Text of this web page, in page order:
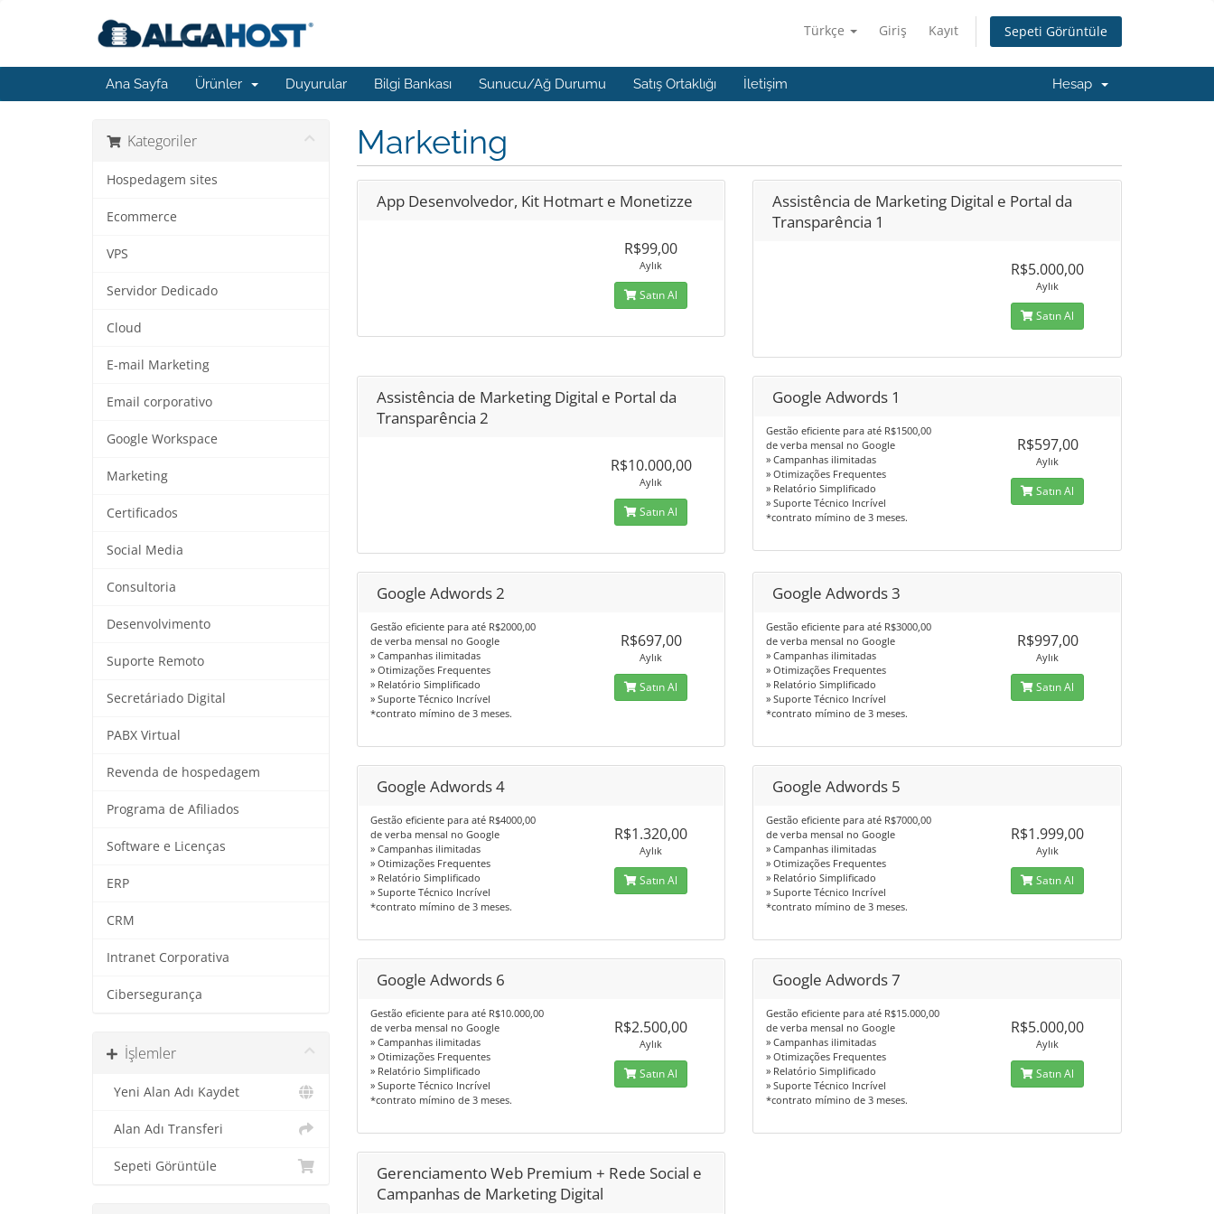
Türkçe Giriş Kayıt Sepeti Görüntüle
Ana Sayfa Ürünler Duyurular Bilgi Bankası Sunucu/Ağ Durumu Satış Ortaklığı İletişim Hesap
Kategoriler
Hospedagem sites
Ecommerce
VPS
Servidor Dedicado
Cloud
E-mail Marketing
Email corporativo
Google Workspace
Marketing
Certificados
Social Media
Consultoria
Desenvolvimento
Suporte Remoto
Secretáriado Digital
PABX Virtual
Revenda de hospedagem
Programa de Afiliados
Software e Licenças
ERP
CRM
Intranet Corporativa
Cibersegurança
İşlemler
Yeni Alan Adı Kaydet
Alan Adı Transferi
Sepeti Görüntüle
Marketing
App Desenvolvedor, Kit Hotmart e Monetizze
R$99,00
Aylık
Satın Al
Assistência de Marketing Digital e Portal da
Transparência 1
R$5.000,00
Aylık
Satın Al
Assistência de Marketing Digital e Portal da
Transparência 2
R$10.000,00
Aylık
Satın Al
Google Adwords 1
Gestão eficiente para até R$1500,00
de verba mensal no Google
» Campanhas ilimitadas
» Otimizações Frequentes
» Relatório Simplificado
» Suporte Técnico Incrível
*contrato mímino de 3 meses.
R$597,00
Aylık
Satın Al
Google Adwords 2
Gestão eficiente para até R$2000,00
de verba mensal no Google
» Campanhas ilimitadas
» Otimizações Frequentes
» Relatório Simplificado
» Suporte Técnico Incrível
*contrato mímino de 3 meses.
R$697,00
Aylık
Satın Al
Google Adwords 3
Gestão eficiente para até R$3000,00
de verba mensal no Google
» Campanhas ilimitadas
» Otimizações Frequentes
» Relatório Simplificado
» Suporte Técnico Incrível
*contrato mímino de 3 meses.
R$997,00
Aylık
Satın Al
Google Adwords 4
Gestão eficiente para até R$4000,00
de verba mensal no Google
» Campanhas ilimitadas
» Otimizações Frequentes
» Relatório Simplificado
» Suporte Técnico Incrível
*contrato mímino de 3 meses.
R$1.320,00
Aylık
Satın Al
Google Adwords 5
Gestão eficiente para até R$7000,00
de verba mensal no Google
» Campanhas ilimitadas
» Otimizações Frequentes
» Relatório Simplificado
» Suporte Técnico Incrível
*contrato mímino de 3 meses.
R$1.999,00
Aylık
Satın Al
Google Adwords 6
Gestão eficiente para até R$10.000,00
de verba mensal no Google
» Campanhas ilimitadas
» Otimizações Frequentes
» Relatório Simplificado
» Suporte Técnico Incrível
*contrato mímino de 3 meses.
R$2.500,00
Aylık
Satın Al
Google Adwords 7
Gestão eficiente para até R$15.000,00
de verba mensal no Google
» Campanhas ilimitadas
» Otimizações Frequentes
» Relatório Simplificado
» Suporte Técnico Incrível
*contrato mímino de 3 meses.
R$5.000,00
Aylık
Satın Al
Gerenciamento Web Premium + Rede Social e
Campanhas de Marketing Digital